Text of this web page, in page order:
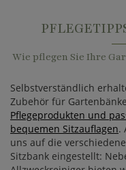
Wie pflegen Sie Ihre
Selbstverständlich
Zubehör für
Pflegeprodukten und
bequemen Sitzauflagen.
uns auf die
Sitzbank eingestellt: